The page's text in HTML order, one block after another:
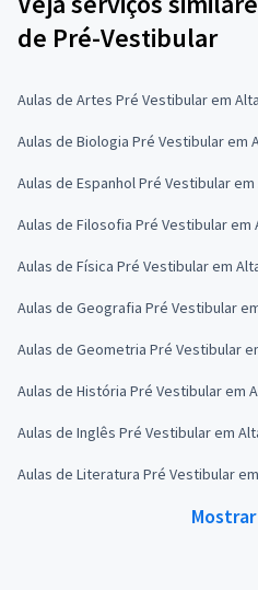
de Pré-Vestibular
Aulas de Artes Pré Vestibular em
Aulas de Biologia Pré Vestibular em
Aulas de Espanhol Pré Vestibular
Aulas de Filosofia Pré Vestibular em
Aulas de Física Pré Vestibular em
Aulas de Geografia Pré Vestibular
Aulas de Geometria Pré Vestibular
Aulas de História Pré Vestibular em
Aulas de Inglês Pré Vestibular em
Aulas de Literatura Pré Vestibular